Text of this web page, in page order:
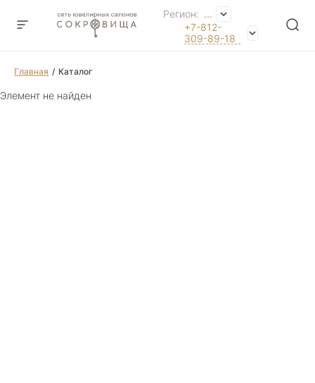
Регион: ...
+7-812-
309-89-18
Главная Каталог
Элемент не найден